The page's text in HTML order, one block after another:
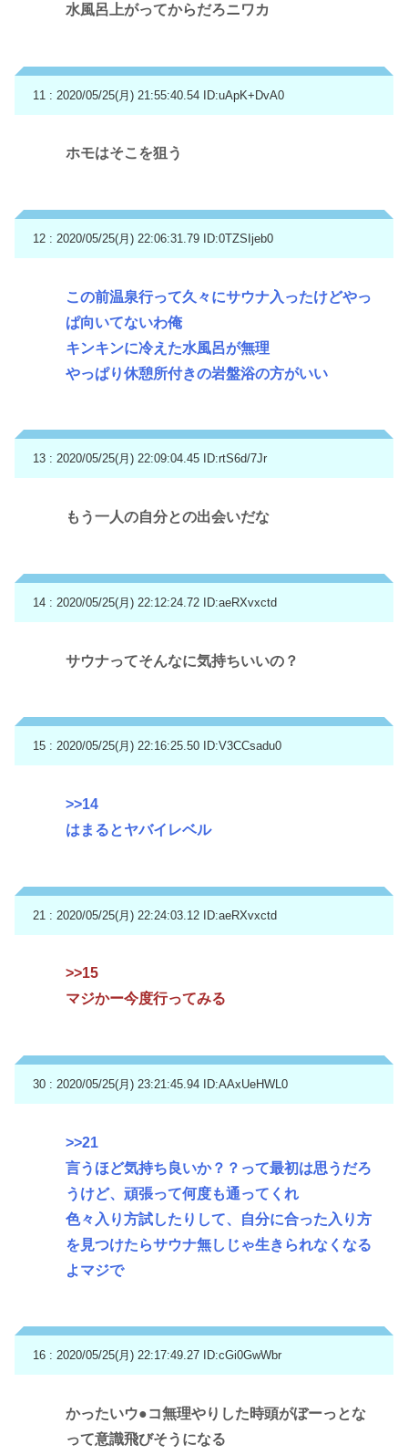
水風呂上がってからだろニワカ
11 : 2020/05/25(月) 21:55:40.54 ID:uApK+DvA0
ホモはそこを狙う
12 : 2020/05/25(月) 22:06:31.79 ID:0TZSIjeb0
この前温泉行って久々にサウナ入ったけどやっ
ぱ向いてないわ俺
キンキンに冷えた水風呂が無理
やっぱり休憩所付きの岩盤浴の方がいい
13 : 2020/05/25(月) 22:09:04.45 ID:rtS6d/7Jr
もう一人の自分との出会いだな
14 : 2020/05/25(月) 22:12:24.72 ID:aeRXvxctd
サウナってそんなに気持ちいいの？
15 : 2020/05/25(月) 22:16:25.50 ID:V3CCsadu0
>>14
はまるとヤバイレベル
21 : 2020/05/25(月) 22:24:03.12 ID:aeRXvxctd
>>15
マジかー今度行ってみる
30 : 2020/05/25(月) 23:21:45.94 ID:AAxUeHWL0
>>21
言うほど気持ち良いか？？って最初は思うだろ
うけど、頑張って何度も通ってくれ
色々入り方試したりして、自分に合った入り方
を見つけたらサウナ無しじゃ生きられなくなる
よマジで
16 : 2020/05/25(月) 22:17:49.27 ID:cGi0GwWbr
かったいウ●コ無理やりした時頭がぼーっとな
って意識飛びそうになる